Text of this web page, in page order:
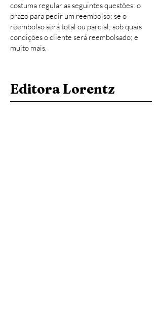
costuma regular as seguintes questões: o
prazo para pedir um reembolso; se o
reembolso será total ou parcial; sob quais
condições o cliente será reembolsado; e
muito mais.
Editora Lorentz